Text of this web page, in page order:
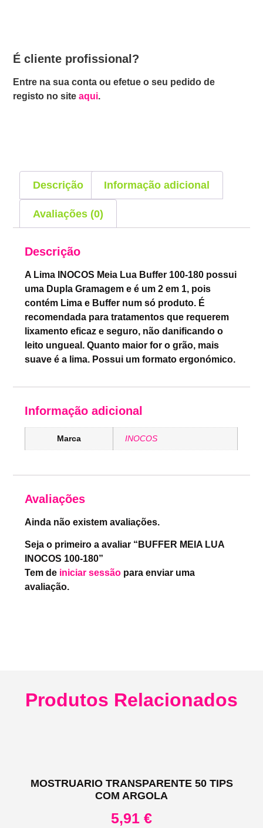
É cliente profissional?
Entre na sua conta ou efetue o seu pedido de
registo no siteaqui.
Descrição Informação adicional
Avaliações (0)
Descrição
A Lima INOCOS Meia Lua Buffer 100-180 possui
uma Dupla Gramagem e é um 2 em 1, pois
contém Lima e Buffer num só produto. É
recomendada para tratamentos que requerem
lixamento eficaz e seguro, não danificando o
leito ungueal. Quanto maior for o grão, mais
suave é a lima. Possui um formato ergonómico.
Informação adicional
Marca INOCOS
Avaliações
Ainda não existem avaliações.
Seja o primeiro a avaliar “BUFFER MEIA LUA
INOCOS 100-180”
Tem de iniciar sessão para enviar uma
avaliação.
Produtos Relacionados
MOSTRUARIO TRANSPARENTE 50 TIPS
COM ARGOLA
5,91 €